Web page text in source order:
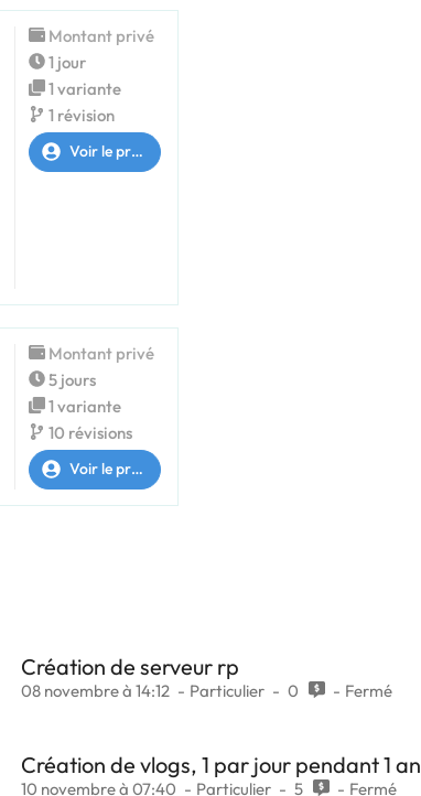
Montant privé
1 jour
1 variante
1 révision
Voir le profil
Montant privé
5 jours
1 variante
10 révisions
Voir le profil
Création de serveur rp
08 novembre à 14:12 Particulier 0 Fermé
Création de vlogs, 1 par jour pendant 1 an
10 novembre à 07:40 Particulier 5 Fermé